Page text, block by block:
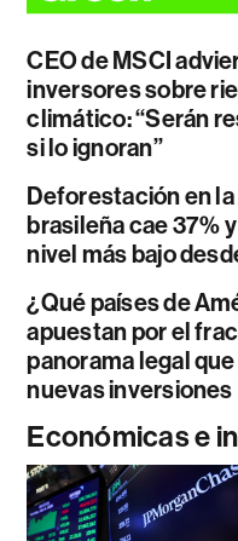
CEO de MSCI
inversores sobre
climático: “Serán
si lo ignoran”
Deforestación en
brasileña cae 37%
nivel más bajo
¿Qué países de
apuestan por el
panorama legal
nuevas inversiones
Económicas e